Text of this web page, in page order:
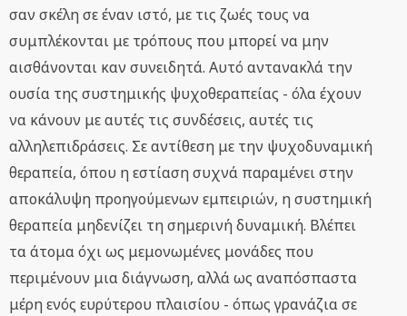
σαν σκέλη σε έναν ιστό, με τις ζωές τους να
συμπλέκονται με τρόπους που μπορεί να μην
αισθάνονται καν συνειδητά. Αυτό αντανακλά την
ουσία της συστημικής ψυχοθεραπείας - όλα έχουν
να κάνουν με αυτές τις συνδέσεις, αυτές τις
αλληλεπιδράσεις. Σε αντίθεση με την ψυχοδυναμική
θεραπεία, όπου η εστίαση συχνά παραμένει στην
αποκάλυψη προηγούμενων εμπειριών, η συστημική
θεραπεία μηδενίζει τη σημερινή δυναμική. Βλέπει
τα άτομα όχι ως μεμονωμένες μονάδες που
περιμένουν μια διάγνωση, αλλά ως αναπόσπαστα
μέρη ενός ευρύτερου πλαισίου - όπως γρανάζια σε